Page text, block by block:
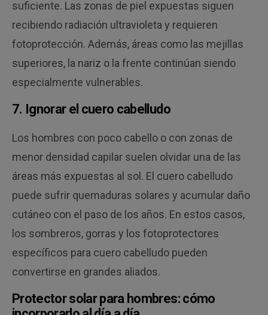
suficiente. Las zonas de piel expuestas siguen
recibiendo radiación ultravioleta y requieren
fotoprotección. Además, áreas como las mejillas
superiores, la nariz o la frente continúan siendo
especialmente vulnerables.
7. Ignorar el cuero cabelludo
Los hombres con poco cabello o con zonas de
menor densidad capilar suelen olvidar una de las
áreas más expuestas al sol. El cuero cabelludo
puede sufrir quemaduras solares y acumular daño
cutáneo con el paso de los años. En estos casos,
los sombreros, gorras y los fotoprotectores
específicos para cuero cabelludo pueden
convertirse en grandes aliados.
Protector solar para hombres: cómo